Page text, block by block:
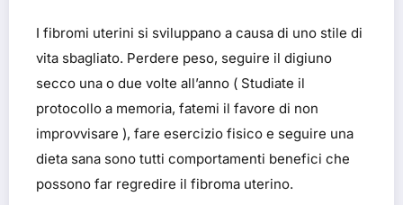
I fibromi uterini si sviluppano a causa di uno stile di
vita sbagliato. Perdere peso, seguire il digiuno
secco una o due volte all’anno ( Studiate il
protocollo a memoria, fatemi il favore di non
improvvisare ), fare esercizio fisico e seguire una
dieta sana sono tutti comportamenti benefici che
possono far regredire il fibroma uterino.